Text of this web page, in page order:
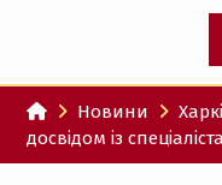
участю
Новини
досвідом із